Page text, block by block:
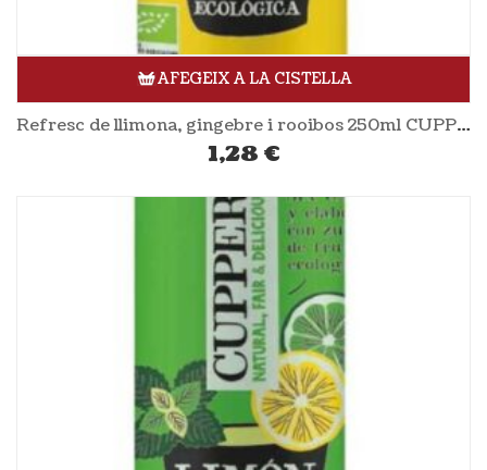
AFEGEIX A LA CISTELLA
Refresc de llimona, gingebre i rooibos 250ml CUPPER
1,28 €